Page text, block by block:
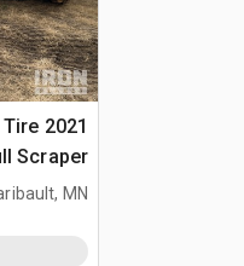
Tire
Scraper
MN